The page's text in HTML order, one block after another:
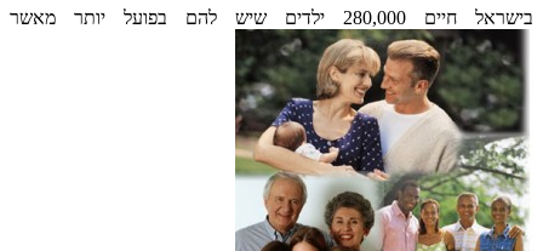
בישראל חיים 280,000 ילדים שיש להם בפועל יותר מאשר